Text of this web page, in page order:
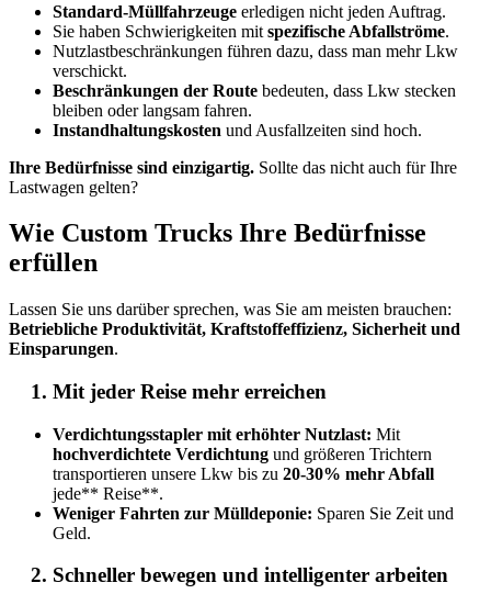
Standard-Müllfahrzeuge erledigen nicht jeden Auftrag.
Sie haben Schwierigkeiten mit spezifische Abfallströme.
Nutzlastbeschränkungen führen dazu, dass man mehr Lkw
verschickt.
Beschränkungen der Route bedeuten, dass Lkw stecken
bleiben oder langsam fahren.
Instandhaltungskosten und Ausfallzeiten sind hoch.
Ihre Bedürfnisse sind einzigartig. Sollte das nicht auch für Ihre
Lastwagen gelten?
Wie Custom Trucks Ihre Bedürfnisse
erfüllen
Lassen Sie uns darüber sprechen, was Sie am meisten brauchen:
Betriebliche Produktivität, Kraftstoffeffizienz, Sicherheit und
Einsparungen.
Mit jeder Reise mehr erreichen
Verdichtungsstapler mit erhöhter Nutzlast: Mit
hochverdichtete Verdichtung und größeren Trichtern
transportieren unsere Lkw bis zu 20-30% mehr Abfall
jede** Reise**.
Weniger Fahrten zur Mülldeponie: Sparen Sie Zeit und
Geld.
Schneller bewegen und intelligenter arbeiten